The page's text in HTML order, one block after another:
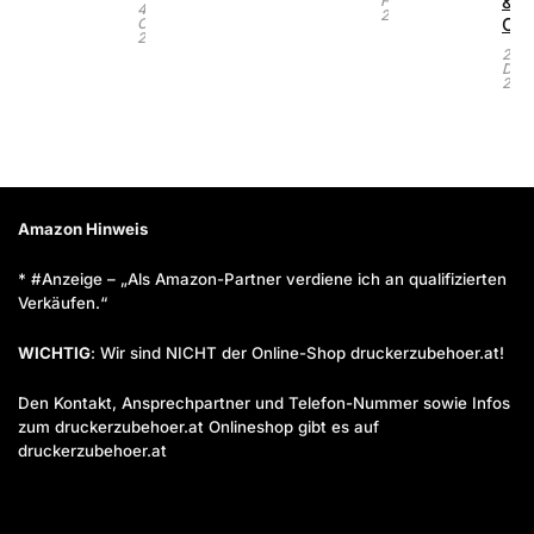
4.
Oktober
2023
2022
23.
2021
Amazon Hinweis
* #Anzeige – „Als Amazon-Partner verdiene ich an qualifizierten
Verkäufen.“
WICHTIG: Wir sind NICHT der Online-Shop druckerzubehoer.at!
Den Kontakt, Ansprechpartner und Telefon-Nummer sowie Infos
zum druckerzubehoer.at Onlineshop gibt es auf
druckerzubehoer.at